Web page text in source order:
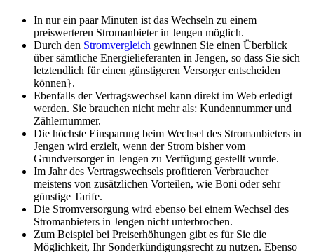
In nur ein paar Minuten ist das Wechseln zu einem
preiswerteren Stromanbieter in Jengen möglich.
Durch den Stromvergleich gewinnen Sie einen Überblick
über sämtliche Energielieferanten in Jengen, so dass Sie sich
letztendlich für einen günstigeren Versorger entscheiden
können}.
Ebenfalls der Vertragswechsel kann direkt im Web erledigt
werden. Sie brauchen nicht mehr als: Kundennummer und
Zählernummer.
Die höchste Einsparung beim Wechsel des Stromanbieters in
Jengen wird erzielt, wenn der Strom bisher vom
Grundversorger in Jengen zu Verfügung gestellt wurde.
Im Jahr des Vertragswechsels profitieren Verbraucher
meistens von zusätzlichen Vorteilen, wie Boni oder sehr
günstige Tarife.
Die Stromversorgung wird ebenso bei einem Wechsel des
Stromanbieters in Jengen nicht unterbrochen.
Zum Beispiel bei Preiserhöhungen gibt es für Sie die
Möglichkeit, Ihr Sonderkündigungsrecht zu nutzen. Ebenso